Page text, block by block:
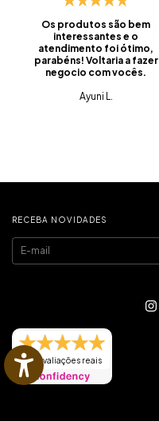
Os produtos são bem
interessantes e o
atendimento foi ótimo,
parabéns! Voltaria a fazer
negocio com vocês.
Ayuni L.
RECEBA NOVIDADES
815 avaliações reais